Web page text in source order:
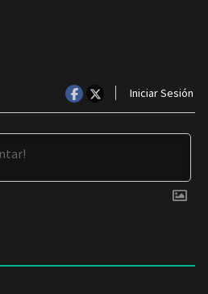
Iniciar Sesión